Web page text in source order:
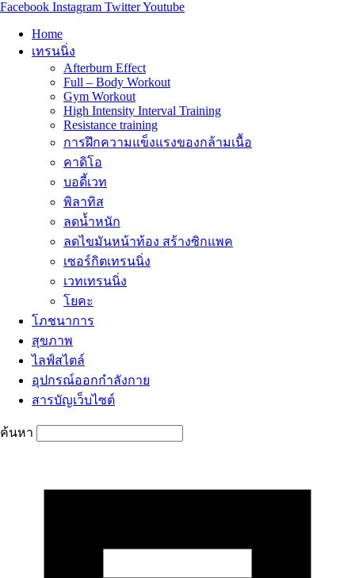
Facebook Instagram TwitterYoutube
Home
เทรนนิ่ง
Afterburn Effect
Full – Body Workout
Gym Workout
High Intensity Interval Training
Resistance training
การฝึกความแข็งแรงของกล้ามเนื้อ
คาดิโอ
บอดี้เวท
พิลาทิส
ลดน้ำหนัก
ลดไขมันหน้าท้อง สร้างซิกแพค
เซอร์กิตเทรนนิ่ง
เวทเทรนนิ่ง
โยคะ
โภชนาการ
สุขภาพ
ไลฟ์สไตล์
อุปกรณ์ออกกำลังกาย
สารบัญเว็บไซต์
ค้นหา